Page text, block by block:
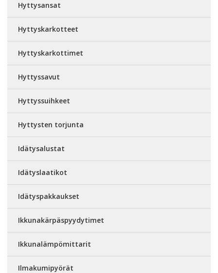
Hyttysansat
Hyttyskarkotteet
Hyttyskarkottimet
Hyttyssavut
Hyttyssuihkeet
Hyttysten torjunta
Idätysalustat
Idätyslaatikot
Idätyspakkaukset
Ikkunakärpäspyydytimet
Ikkunalämpömittarit
Ilmakumipyörät